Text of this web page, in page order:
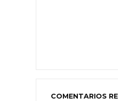
COMENTARIOS